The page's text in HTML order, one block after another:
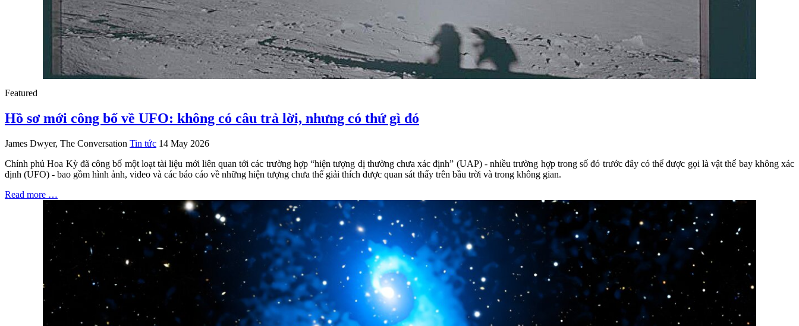
Featured
Hồ sơ mới công bố về UFO: không có câu trả lời, nhưng có thứ gì đó
James Dwyer, The Conversation Tin tức 14 May 2026
Chính phủ Hoa Kỳ đã công bố một loạt tài liệu mới liên quan tới các trường hợp “hiện tượng dị thường chưa xác định” (UAP) - nhiều trường hợp trong số đó trước đây có thể được gọi là vật thể bay không xác
định (UFO) - bao gồm hình ảnh, video và các báo cáo về những hiện tượng chưa thể giải thích được quan sát thấy trên bầu trời và trong không gian.
Read more …